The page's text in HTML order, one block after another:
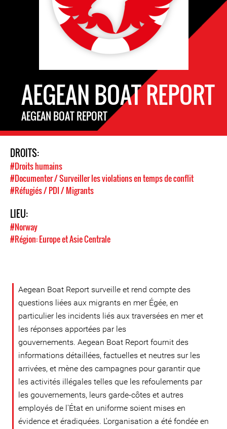
AEGEAN BOAT REPORT
AEGEAN BOAT REPORT
DROITS:
#Droits humains
#Documenter / Surveiller les violations en temps de conflit
#Réfugiés / PDI / Migrants
LIEU:
#Norway
#Région: Europe et Asie Centrale
Aegean Boat Report surveille et rend compte des
questions liées aux migrants en mer Égée, en
particulier les incidents liés aux traversées en mer et
les réponses apportées par les
gouvernements. Aegean Boat Report fournit des
informations détaillées, factuelles et neutres sur les
arrivées, et mène des campagnes pour garantir que
les activités illégales telles que les refoulements par
les gouvernements, leurs garde-côtes et autres
employés de l'État en uniforme soient mises en
évidence et éradiquées. L'organisation a été fondée en